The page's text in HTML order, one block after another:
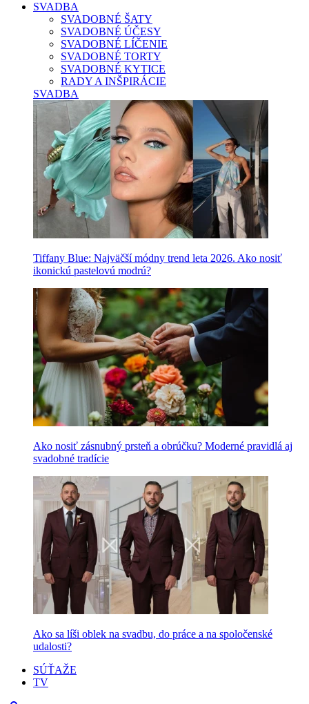
SVADBA
SVADOBNÉ ŠATY
SVADOBNÉ ÚČESY
SVADOBNÉ LÍČENIE
SVADOBNÉ TORTY
SVADOBNÉ KYTICE
RADY A INŠPIRÁCIE
SVADBA
Tiffany Blue: Najväčší módny trend leta 2026. Ako nosiť
ikonickú pastelovú modrú?
Ako nosiť zásnubný prsteň a obrúčku? Moderné pravidlá aj
svadobné tradície
Ako sa líši oblek na svadbu, do práce a na spoločenské
udalosti?
SÚŤAŽE
TV